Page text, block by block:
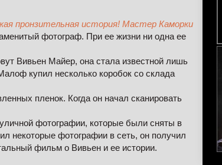
пронзительная история! Мастер Каморки
фотограф. При ее жизни ни одна ее
Вивьен Майер, она стала известной лишь
купил несколько коробок со склада
пленок. Когда он начал сканировать
фотографии, которые были сняты в
некоторые фотографии в сеть, он получил
фильм о Вивьен и ее истории.